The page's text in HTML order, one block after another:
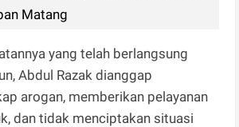
Matang
yang telah berlangsung
Abdul Razak dianggap
arogan, memberikan pelayanan
dan tidak menciptakan situasi